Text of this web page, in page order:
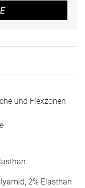
und Flexzonen
2% Elasthan